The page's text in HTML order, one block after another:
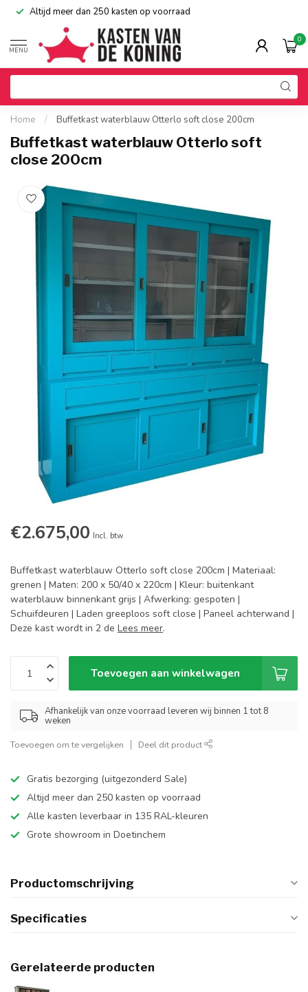
Altijd meer dan 250 kasten op voorraad
MENU
0
Home / Buffetkast waterblauw Otterlo soft close 200cm
Buffetkast waterblauw Otterlo soft
close 200cm
€2.675,00 Incl. btw
Buffetkast waterblauw Otterlo soft close 200cm | Materiaal:
grenen | Maten: 200 x 50/40 x 220cm | Kleur: buitenkant
waterblauw binnenkant grijs | Afwerking: gespoten |
Schuifdeuren | Laden greeploos soft close | Paneel achterwand |
Deze kast wordt in 2 de Lees meer.
Toevoegen aan winkelwagen
Afhankelijk van onze voorraad leveren wij binnen 1 tot 8
weken
Toevoegen om te vergelijken Deel dit product
Gratis bezorging (uitgezonderd Sale)
Altijd meer dan 250 kasten op voorraad
Alle kasten leverbaar in 135 RAL-kleuren
Grote showroom in Doetinchem
Productomschrijving
Specificaties
Gerelateerde producten